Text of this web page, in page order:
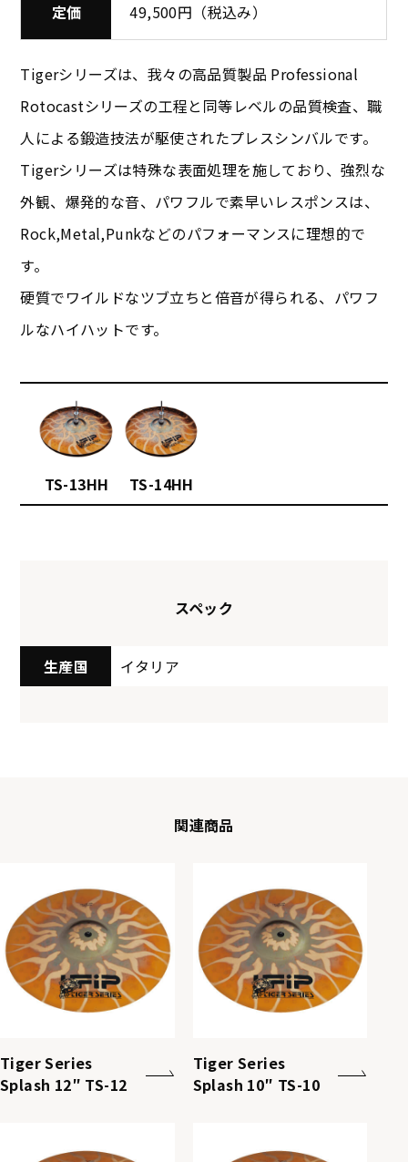
定価 49,500円（税込み）
Tigerシリーズは、我々の高品質製品 Professional
Rotocastシリーズの工程と同等レベルの品質検査、職
人による鍛造技法が駆使されたプレスシンバルです。
Tigerシリーズは特殊な表面処理を施しており、強烈な
外観、爆発的な音、パワフルで素早いレスポンスは、
Rock,Metal,Punkなどのパフォーマンスに理想的で
す。
硬質でワイルドなツブ立ちと倍音が得られる、パワフ
ルなハイハットです。
TS-13HH TS-14HH
スペック
生産国 イタリア
関連商品
Tiger Series
Splash 12″ TS-12
Tiger Series
Splash 10″ TS-10